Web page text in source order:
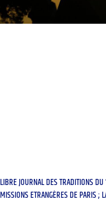
LIBRE JOURNAL DES TRADITIONS
MISSIONS ETRANGÈRES DE PARIS ;